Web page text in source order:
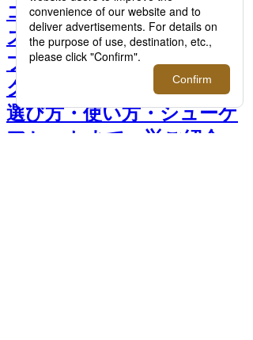
コロンブス他、伊勢丹メン
ズ館の人気シューケア3大
ブランドのベストセラー靴
クリーム。気になる評判・
選び方・使い方・シューケ
アセットまで一挙ご紹介